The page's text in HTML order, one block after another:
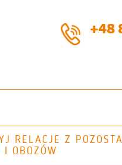
+48
RELACJE Z
I OBOZÓW